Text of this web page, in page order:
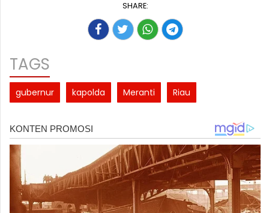
SHARE:
TAGS
gubernur kapolda Meranti Riau